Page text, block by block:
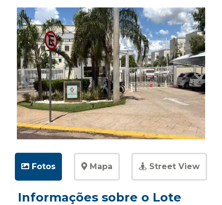
Fotos Mapa Street View
Informações sobre o Lote